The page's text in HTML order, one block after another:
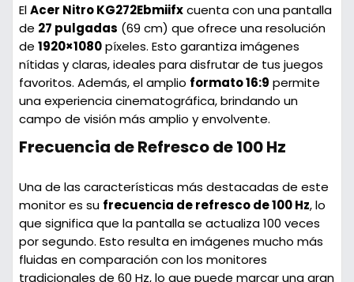
ElAcer Nitro KG272Ebmiifxcuenta con una pantalla
de 27 pulgadas (69 cm) que ofrece una resolución
de 1920×1080píxeles. Esto garantiza imágenes
nítidas y claras, ideales para disfrutar de tus juegos
favoritos. Además, el amplio formato 16:9 permite
una experiencia cinematográfica, brindando un
campo de visión más amplio y envolvente.
Frecuencia de Refresco de 100 Hz
Una de las características más destacadas de este
monitor es su frecuencia de refresco de 100 Hz, lo
que significa que la pantalla se actualiza 100 veces
por segundo. Esto resulta en imágenes mucho más
fluidas en comparación con los monitores
tradicionales de 60 Hz, lo que puede marcar una gran